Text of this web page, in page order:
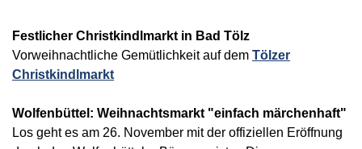
Festlicher Christkindlmarkt in Bad Tölz
Vorweihnachtliche Gemütlichkeit auf dem Tölzer
Christkindlmarkt
Wolfenbüttel: Weihnachtsmarkt "einfach märchenhaft"
Los geht es am 26. November mit der offiziellen Eröffnung